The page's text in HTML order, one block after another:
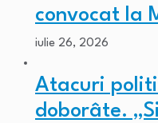
convocat la
iulie 26, 2026
Atacuri
doborâte.